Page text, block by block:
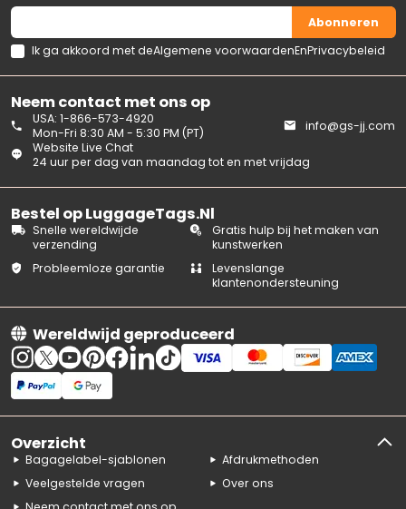
Neem contact met ons op
Website Live Chat
24 uur per dag van maandag tot en met vrijdag
USA: 1-866-573-4920
Mon-Fri 8:30 AM - 5:30 PM (PT)
info@gs-jj.com
Bestel op LuggageTags.Nl
Snelle wereldwijde
verzending
Gratis hulp bij het maken van
kunstwerken
Probleemloze garantie
Levenslange
klantenondersteuning
Wereldwijd geproduceerd
Abonneren
Ik ga akkoord met deAlgemene voorwaardenEnPrivacybeleid
Overzicht
Bagagelabel-sjablonen
Afdrukmethoden
Veelgestelde vragen
Over ons